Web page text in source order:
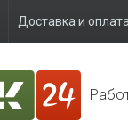
Доставка и оплата